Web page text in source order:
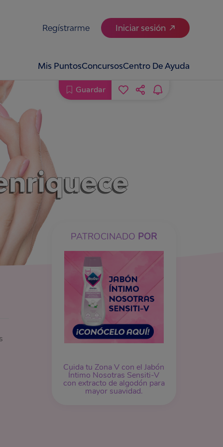
Regístrarme Iniciar sesión
Mis PuntosConcursosCentro De Ayuda
PATROCINADO POR
Cuida tu Zona V con elJabón
Íntimo Nosotras Sensiti-V
con extracto de algodón para
mayor suavidad.
Guardar